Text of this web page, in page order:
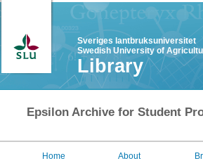
Sveriges lantbruksuniversitet
Swedish University of
Library
Epsilon Archive for Student
Home About